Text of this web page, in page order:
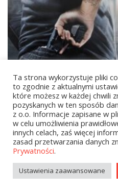
Hajlajf. Czysta
1
Ta strona wykorzystuje pliki
to zgodnie z aktualnymi
które możesz w każdej chwili
pozyskanych w ten sposób
z o.o. Informacje zapisane w
w celu umożliwienia
innych celach, zaś więcej
zasad przetwarzania danych
Prywatności.
Ustawienia zaawansowane